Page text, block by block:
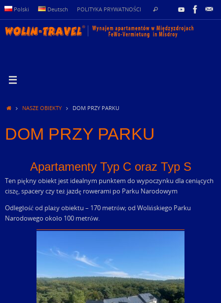
Przejdź
treści
Polski Deutsch POLITYKA PRYWATNOŚCI Szukaj
StronaNASZE OBIEKTY DOM PRZY PARKU
DOM PRZY PARKU
Apartamenty Typ C oraz Typ S
Ten piękny obiekt jest idealnym punktem do wypoczynku dla ceniących
ciszę, spacery czy też jazdę rowerami po Parku Narodowym
Odległość od plaży obiektu – 170 metrów; od Wolińskiego Parku
Narodowego około 100 metrów.